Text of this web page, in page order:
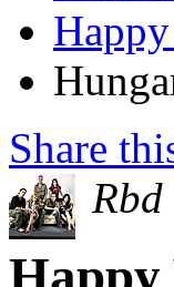
Share
Rbd